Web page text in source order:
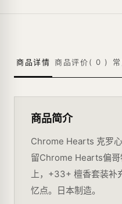
商品详情 商品评价( 0 )
商品简介
Chrome Hearts 克罗
留Chrome Hearts偏
上，+33+ 檀香套装补
忆点。日本制造。